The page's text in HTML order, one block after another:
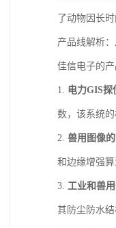
了动物因长
产品线解析
佳信电子的
1. 电力GIS探
数，该系统
2. 兽用图像
和边缘增强
3. 工业和兽
其防尘防水结